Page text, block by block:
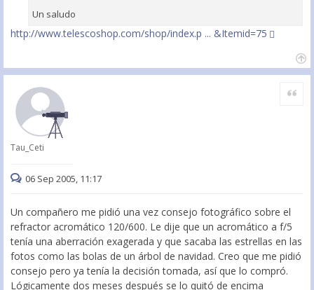
Un saludo
http://www.telescoshop.com/shop/index.p ... &Itemid=75
Tau_Ceti
Citar
06 Sep 2005, 11:17
Un compañero me pidió una vez consejo fotográfico sobre el
refractor acromático 120/600. Le dije que un acromático a f/5
tenía una aberración exagerada y que sacaba las estrellas en las
fotos como las bolas de un árbol de navidad. Creo que me pidió
consejo pero ya tenía la decisión tomada, así que lo compró.
Lógicamente dos meses después se lo quitó de encima